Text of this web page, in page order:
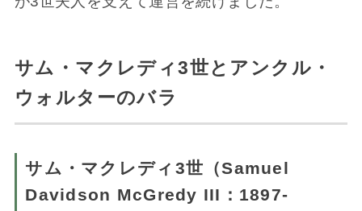
サム・マクレディ3世とアンクル・
ウォルターのバラ
サム・マクレディ3世（Samuel
Davidson McGredy III：1897-